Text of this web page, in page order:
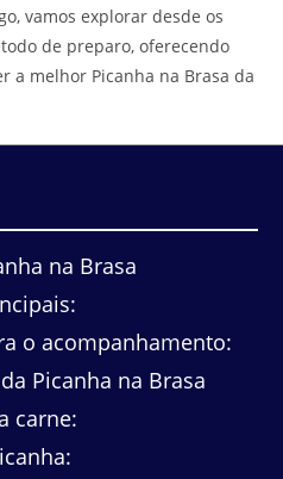
vamos explorar desde os
de preparo, oferecendo
a melhor Picanha na Brasa da
na Brasa
o acompanhamento:
Picanha na Brasa
carne: